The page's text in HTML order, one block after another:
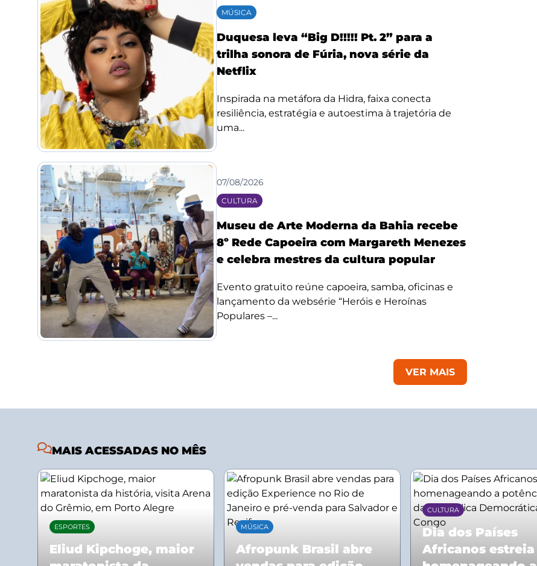
MÚSICA
Duquesa leva “Big D!!!!! Pt. 2” para a
trilha sonora de Fúria, nova série da
Netflix
Inspirada na metáfora da Hidra, faixa conecta
resiliência, estratégia e autoestima à trajetória de
uma...
07/08/2026
CULTURA
Museu de Arte Moderna da Bahia recebe
8º Rede Capoeira com Margareth Menezes
e celebra mestres da cultura popular
Evento gratuito reúne capoeira, samba, oficinas e
lançamento da websérie “Heróis e Heroínas
Populares –...
VER MAIS
MAIS ACESSADAS NO MÊS
ESPORTES
Eliud Kipchoge, maior
MÚSICA
Afropunk Brasil abre
CULTURA
Dia dos Países
Africanos estreia